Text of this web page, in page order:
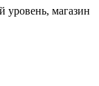
магазин